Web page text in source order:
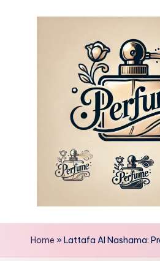
Home »Lattafa Al Nashama: